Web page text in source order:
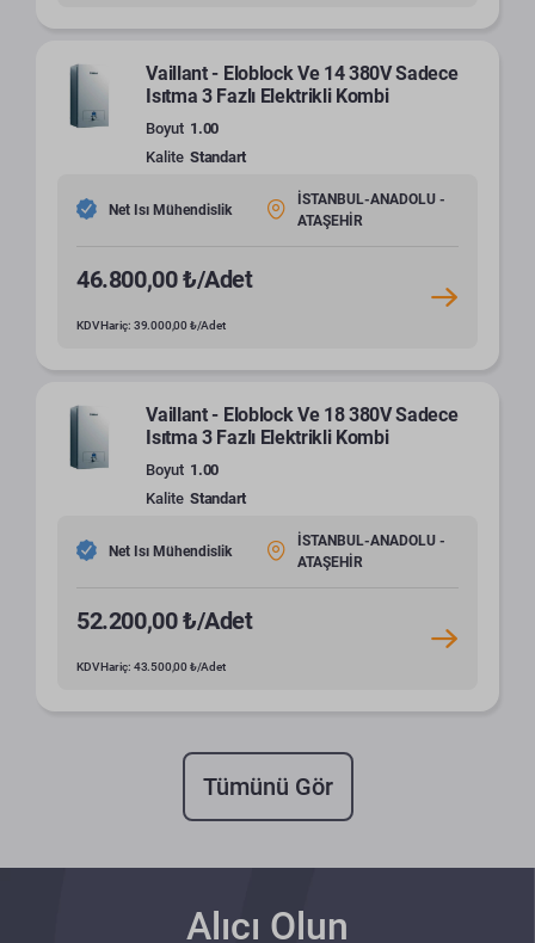
Vaillant - Eloblock Ve 14 380V Sadece
Isıtma 3 Fazlı Elektrikli Kombi
Boyut 1.00
Kalite Standart
Net Isı Mühendislik
İSTANBUL-ANADOLU -
ATAŞEHİR
46.800,00 ₺/Adet
KDV Hariç: 39.000,00 ₺/Adet
Vaillant - Eloblock Ve 18 380V Sadece
Isıtma 3 Fazlı Elektrikli Kombi
Boyut 1.00
Kalite Standart
Net Isı Mühendislik
İSTANBUL-ANADOLU -
ATAŞEHİR
52.200,00 ₺/Adet
KDV Hariç: 43.500,00 ₺/Adet
Tümünü Gör
Alıcı Olun